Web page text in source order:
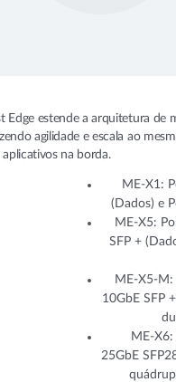
Edge estende a arquitetura de
agilidade e escala ao
na borda.
ME-X1:
(Dados) e
ME-X5:
SFP +
ME-X5-M:
10GbE SFP
ME-
25GbE